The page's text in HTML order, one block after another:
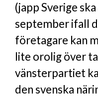
(japp Sverige
september ifall
företagare kan
lite orolig över
vänsterpartiet
den svenska